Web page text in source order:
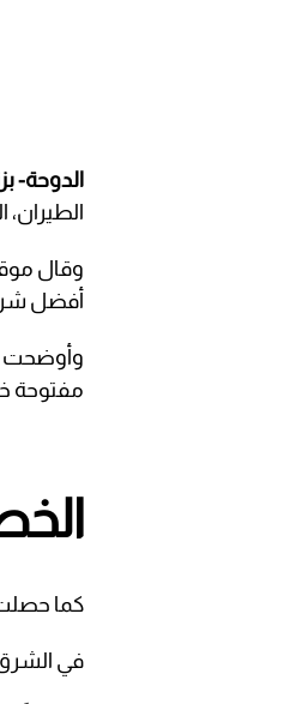
الدوحة-
الطيران،
وقال
أفضل شركة
وأوضحت
مفتوحة
كما
في